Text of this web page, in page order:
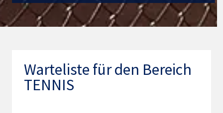
Warteliste für den Bereich
TENNIS